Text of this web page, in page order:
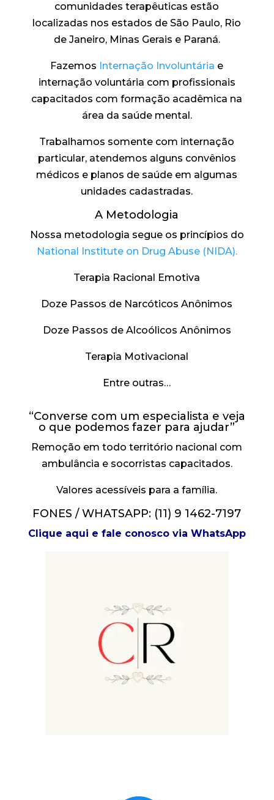
comunidades terapêuticas estão
localizadas nos estados de São Paulo, Rio
de Janeiro, Minas Gerais e Paraná.
Fazemos Internação Involuntária e
internação voluntária com profissionais
capacitados com formação acadêmica na
área da saúde mental.
Trabalhamos somente com internação
particular, atendemos alguns convênios
médicos e planos de saúde em algumas
unidades cadastradas.
A Metodologia
Nossa metodologia segue os princípios do
National Institute on Drug Abuse (NIDA).
Terapia Racional Emotiva
Doze Passos de Narcóticos Anônimos
Doze Passos de Alcoólicos Anônimos
Terapia Motivacional
Entre outras…
“Converse com um especialista e veja
o que podemos fazer para ajudar”
Remoção em todo território nacional com
ambulância e socorristas capacitados.
Valores acessíveis para a família.
FONES / WHATSAPP: (11) 9 1462-7197
Clique aqui e fale conosco via WhatsApp